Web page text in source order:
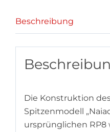
Beschreibung
Die Konstruktion
Spitzenmodell
ursprünglichen RP8